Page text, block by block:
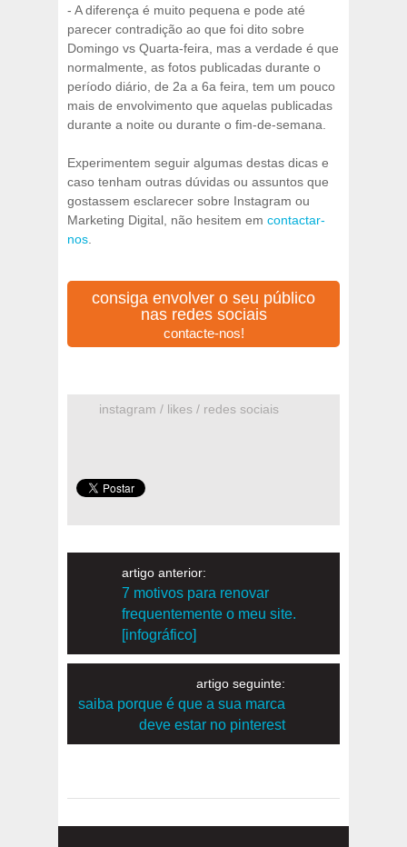
- A diferença é muito pequena e pode até
parecer contradição ao que foi dito sobre
Domingo vs Quarta-feira, mas a verdade é que
normalmente, as fotos publicadas durante o
período diário, de 2a a 6a feira, tem um pouco
mais de envolvimento que aquelas publicadas
durante a noite ou durante o fim-de-semana.
Experimentem seguir algumas destas dicas e
caso tenham outras dúvidas ou assuntos que
gostassem esclarecer sobre Instagram ou
Marketing Digital, não hesitem em contactar-
nos
consiga envolver o seu público
nas redes sociais
contacte-nos!
instagram / likes / redes sociais
artigo anterior:
7 motivos para renovar
frequentemente o meu site.
[infográfico]
artigo seguinte:
saiba porque é que a sua marca
deve estar no pinterest